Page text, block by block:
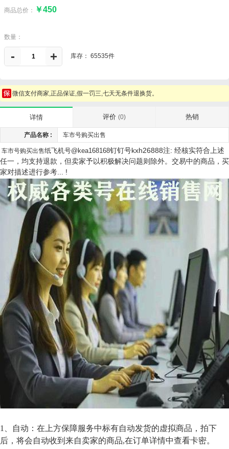
商品总价： ￥450
数量：
- + 库存： 65535件
微信支付商家,正品保证,假一罚三,七天无条件退换货。
详情 评价 (0) 热销
产品名称 : 车市号购买出售​​
车市号购买出售​​纸飞机号@kea168168钉钉号kxh26888注: 经核实符合上述
任一，均支持退款，但卖家予以积极解决问题则除外。交易中的商品，买
家对描述进行参考... !
1、自动：在上方保障服务中标有自动发货的虚拟商品，拍下
后，将会自动收到来自卖家的商品,在订单详情中查看卡密。